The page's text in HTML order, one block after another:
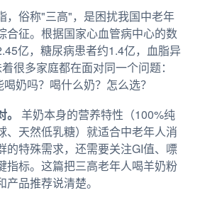
，俗称"三高"，是困扰我国中老年
合征。根据国家心血管病中心的数
亿，糖尿病患者约1.4亿，血脂异
很多家庭都在面对同一个问题：
奶吗？喝什么奶？怎么选？
羊奶本身的营养特性（100%纯
、天然低乳糖）就适合中老年人消
的特殊需求，还需要关注GI值、嘌
指标。这篇把三高老年人喝羊奶粉
品推荐说清楚。